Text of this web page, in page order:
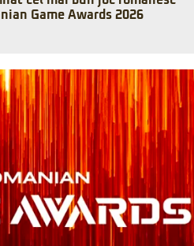
Game Awards 2026